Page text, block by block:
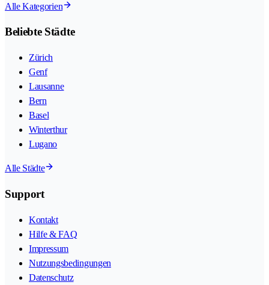
Alle Kategorien
Beliebte Städte
Zürich
Genf
Lausanne
Bern
Basel
Winterthur
Lugano
Alle Städte
Support
Kontakt
Hilfe & FAQ
Impressum
Nutzungsbedingungen
Datenschutz